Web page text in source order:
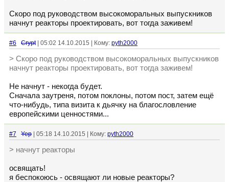
Скоро под руководством высокоморальных выпускников
начнут реакторы проектировать, вот тогда заживем!
#6 Crypt| 05:02 14.10.2015 | Кому: pyth2000
> Скоро под руководством высокоморальных выпускников
начнут реакторы проектировать, вот тогда заживем!
Не начнут - некогда будет.
Сначала заутреня, потом поклоны, потом пост, затем ещё
что-нибудь, типа визита к дьячку на благословление
европейскими ценностями...
#7 Yep | 05:18 14.10.2015 | Кому: pyth2000
> начнут реакторы
освящать!
я беспокоюсь - освящают ли новые реакторы?